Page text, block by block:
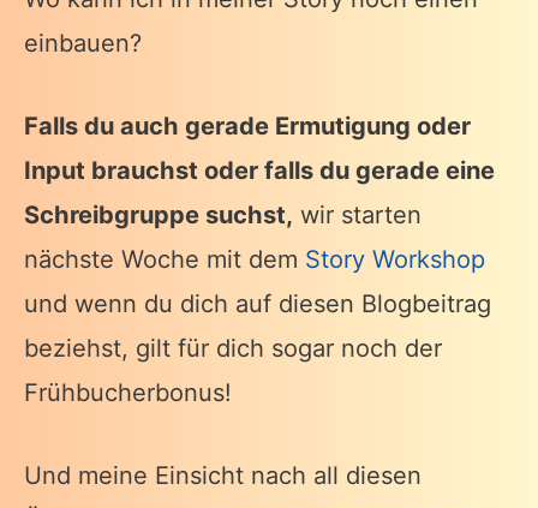
einbauen?
Falls du auch gerade Ermutigung oder
Input brauchst oder falls du gerade eine
Schreibgruppe suchst, wir starten
nächste Woche mit dem Story Workshop
und wenn du dich auf diesen Blogbeitrag
beziehst, gilt für dich sogar noch der
Frühbucherbonus!
Und meine Einsicht nach all diesen